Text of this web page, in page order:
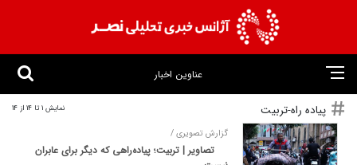
عناوین اخبار
پیاده راه-تربیت نمایش 1 تا 14 از 14
گزارش تصویری /
تصاویر | تربیت؛ پیاده‌راهی که دیگر برای عابران